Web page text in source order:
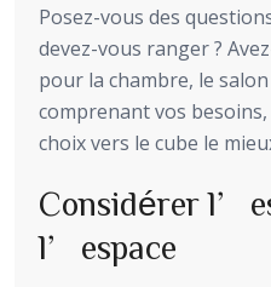
Posez-vous des
devez-vous ranger ?
pour la chambre, le
comprenant vos
choix vers le cube le
Considérer
l’espace